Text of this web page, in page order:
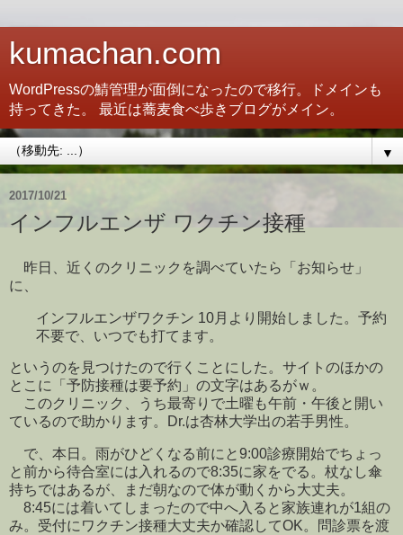
kumachan.com
WordPressの鯖管理が面倒になったので移行。ドメインも
持ってきた。 最近は蕎麦食べ歩きブログがメイン。
▼
2017/10/21
インフルエンザ ワクチン接種
昨日、近くのクリニックを調べていたら「お知らせ」
に、
インフルエンザワクチン 10月より開始しました。予約
不要で、いつでも打てます。
というのを見つけたので行くことにした。サイトのほかの
とこに「予防接種は要予約」の文字はあるがｗ。
このクリニック、うち最寄りで土曜も午前・午後と開い
ているので助かります。Dr.は杏林大学出の若手男性。
で、本日。雨がひどくなる前にと9:00診療開始でちょっ
と前から待合室には入れるので8:35に家をでる。杖なし傘
持ちではあるが、まだ朝なので体が動くから大丈夫。
8:45には着いてしまったので中へ入ると家族連れが1組の
み。受付にワクチン接種大丈夫か確認してOK。問診票を渡